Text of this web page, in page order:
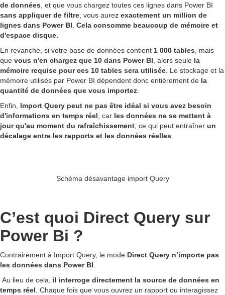
de données , et que vous chargez toutes ces lignes dans Power BI
sans appliquer de filtre , vous aurez exactement un million de
lignes dans Power BI Cela consomme beaucoup de mémoire et
d'espace disque.
En revanche, si votre base de données contient 1 000 tables , mais
que vous n'en chargez que 10 dans Power BI , alors seule la
mémoire requise pour ces 10 tables sera utilisée . Le stockage et la
mémoire utilisés par Power BI dépendent donc entièrement de la
quantité de données que vous importez
Enfin,
Import Query peut ne pas être idéal si vous avez besoin
d'informations en temps réel , car les données ne se mettent à
jour qu'au moment du rafraîchissement , ce qui peut entraîner un
décalage entre les rapports et les données réelles
Schéma désavantage import Query
C’est quoi Direct Query sur
Power Bi ?
Contrairement à Import Query, le mode Direct Query n’importe pas
les données dans Power BI
Au lieu de cela,
il interroge directement la source de données en
temps réel . Chaque fois que vous ouvrez un rapport ou interagissez